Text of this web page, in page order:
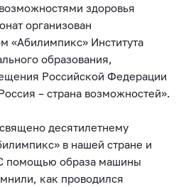
здоровья
организован
«Абилимпикс» Института
образования,
Российской Федерации
– страна возможностей».
десятилетнему
в нашей стране и
помощью образа машины
как проводился